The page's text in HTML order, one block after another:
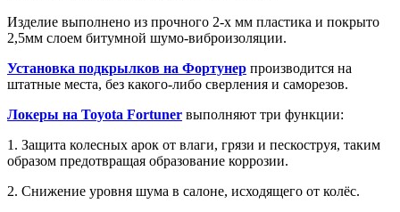
Изделие выполнено из прочного 2-х мм пластика и покрыто
2,5мм слоем битумной шумо-виброизоляции.
Установка подкрылков на Фортунер производится на
штатные места, без какого-либо сверления и саморезов.
Локеры на Toyota Fortuner выполняют три функции:
1. Защита колесных арок от влаги, грязи и пескоструя, таким
образом предотвращая образование коррозии.
2. Снижение уровня шума в салоне, исходящего от колёс.